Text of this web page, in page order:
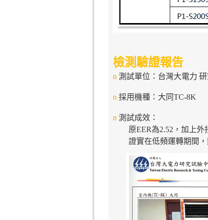
檢測驗證報告
n 測試單位：台灣大電力
n 採用機種：大同TC-8K
n 測試成效：
原EER為2.52，加上外
證實在低頻運轉期間，